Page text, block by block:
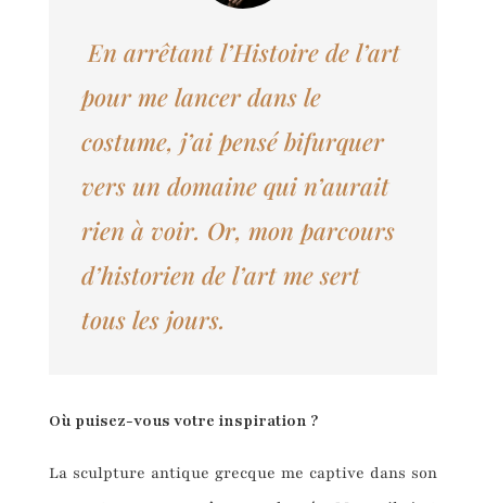
En arrêtant l’Histoire de l’art
pour me lancer dans le
costume, j’ai pensé bifurquer
vers un domaine qui n’aurait
rien à voir. Or, mon parcours
d’historien de l’art me sert
tous les jours.
Où puisez-vous votre inspiration ?
La sculpture antique grecque me captive dans son